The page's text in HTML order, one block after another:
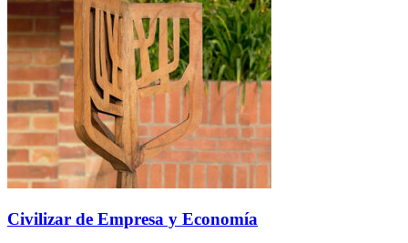
Civilizar de Empresa y Economía